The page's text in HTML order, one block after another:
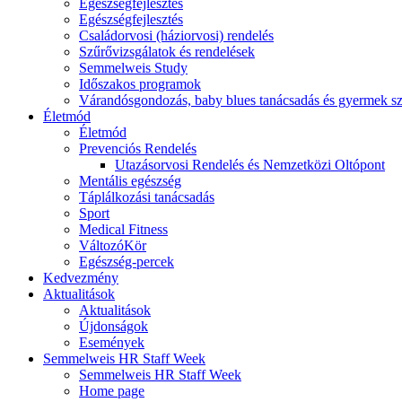
Egészségfejlesztés
Egészségfejlesztés
Családorvosi (háziorvosi) rendelés
Szűrővizsgálatok és rendelések
Semmelweis Study
Időszakos programok
Várandósgondozás, baby blues tanácsadás és gyermek
Életmód
Életmód
Prevenciós Rendelés
Utazásorvosi Rendelés és Nemzetközi Oltópont
Mentális egészség
Táplálkozási tanácsadás
Sport
Medical Fitness
VáltozóKör
Egészség-percek
Kedvezmény
Aktualitások
Aktualitások
Újdonságok
Események
Semmelweis HR Staff Week
Semmelweis HR Staff Week
Home page